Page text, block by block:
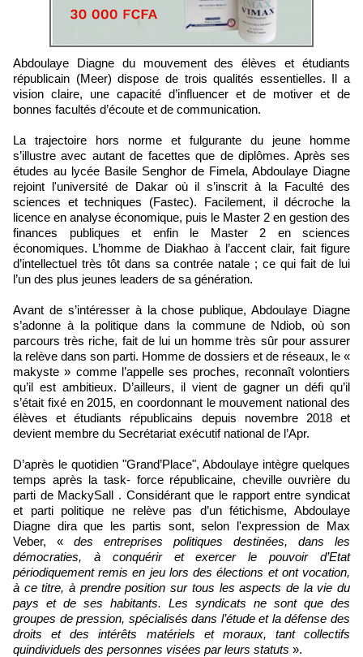
Abdoulaye Diagne du mouvement des élèves et étudiants
républicain (Meer) dispose de trois qualités essentielles. Il a
vision claire, une capacité d’influencer et de motiver et de
bonnes facultés d’écoute et de communication.
La trajectoire hors norme et fulgurante du jeune homme
s’illustre avec autant de facettes que de diplômes. Après ses
études au lycée Basile Senghor de Fimela, Abdoulaye Diagne
rejoint l'université de Dakar où il s’inscrit à la Faculté des
sciences et techniques (Fastec). Facilement, il décroche la
licence en analyse économique, puis le Master 2 en gestion des
finances publiques et enfin le Master 2 en sciences
économiques. L’homme de Diakhao à l’accent clair, fait figure
d’intellectuel très tôt dans sa contrée natale ; ce qui fait de lui
l’un des plus jeunes leaders de sa génération.
Avant de s’intéresser à la chose publique, Abdoulaye Diagne
s’adonne à la politique dans la commune de Ndiob, où son
parcours très riche, fait de lui un homme très sûr pour assurer
la relève dans son parti. Homme de dossiers et de réseaux, le «
makyste » comme l’appelle ses proches, reconnaît volontiers
qu’il est ambitieux. D’ailleurs, il vient de gagner un défi qu’il
s’était fixé en 2015, en coordonnant le mouvement national des
élèves et étudiants républicains depuis novembre 2018 et
devient membre du Secrétariat exécutif national de l’Apr.
D’après le quotidien "Grand’Place", Abdoulaye intègre quelques
temps après la task- force républicaine, cheville ouvrière du
parti de MackySall . Considérant que le rapport entre syndicat
et parti politique ne relève pas d’un fétichisme, Abdoulaye
Diagne dira que les partis sont, selon l'expression de Max
Veber, « des entreprises politiques destinées, dans les
démocraties, à conquérir et exercer le pouvoir d’Etat
périodiquement remis en jeu lors des élections et ont vocation,
à ce titre, à prendre position sur tous les aspects de la vie du
pays et de ses habitants. Les syndicats ne sont que des
groupes de pression, spécialisés dans l’étude et la défense des
droits et des intérêts matériels et moraux, tant collectifs
quindividuels des personnes visées par leurs statuts ».